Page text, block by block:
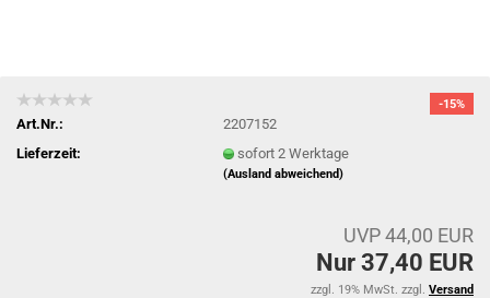
-15%
Art.Nr.:
2207152
Lieferzeit:
sofort 2 Werktage
(Ausland abweichend)
UVP 44,00 EUR
Nur 37,40 EUR
zzgl. 19% MwSt. zzgl. Versand